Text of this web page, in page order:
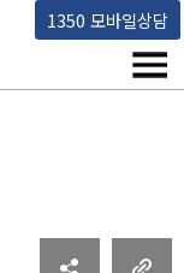
1350 모바일상담
상담센터
메